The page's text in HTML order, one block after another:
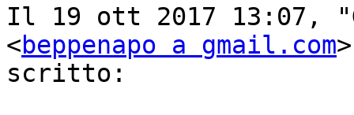
Il 19 ott 2017 13:07,
<beppenapo a gmail.com
scritto: